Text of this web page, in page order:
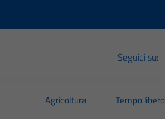
Seguici su:
Agricoltura Tempo libero